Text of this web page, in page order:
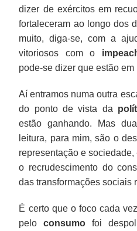
dizer de exércitos em
fortaleceram ao longo dos
muito, diga-se, com a
vitoriosos com o
pode-se dizer que estão em
Aí entramos numa outra
do ponto de vista da
estão ganhando. Mas
leitura, para mim, são o
representação e
o recrudescimento do
das transformações sociais
É certo que o foco cada
peloconsumo foi